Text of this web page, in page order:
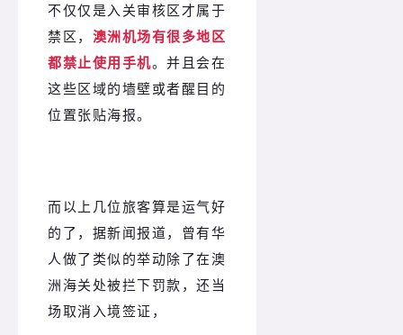
不仅仅是入关审核区才属于
禁区， 澳洲机场有很多地区
都禁止使用手机。并且会在
这些区域的墙壁或者醒目的
位置张贴海报。
而以上几位旅客算是运气好
的了，据新闻报道，曾有华
人做了类似的举动除了在澳
洲海关处被拦下罚款，还当
场取消入境签证，